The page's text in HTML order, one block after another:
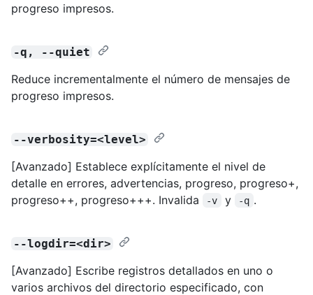
progreso impresos.
-q, --quiet
Reduce incrementalmente el número de mensajes de
progreso impresos.
--verbosity=<level>
[Avanzado] Establece explícitamente el nivel de
detalle en errores, advertencias, progreso, progreso+,
progreso++, progreso+++. Invalida
-v y -q .
--logdir=<dir>
[Avanzado] Escribe registros detallados en uno o
varios archivos del directorio especificado, con